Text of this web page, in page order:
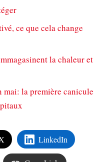
ce que cela change
la chaleur et
mai: la première canicule
LinkedIn